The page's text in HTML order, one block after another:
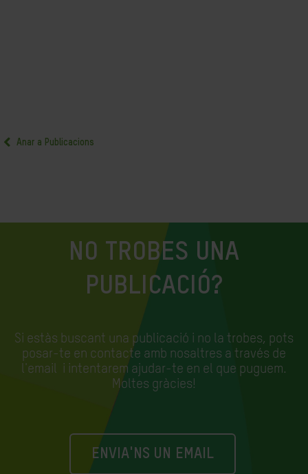
Anar a Publicacions
NO TROBES UNA
PUBLICACIÓ?
Si estàs buscant una publicació i no la trobes, pots
posar-te en contacte amb nosaltres a través de
l'email i intentarem ajudar-te en el que puguem.
Moltes gràcies!
ENVIA'NS UN EMAIL